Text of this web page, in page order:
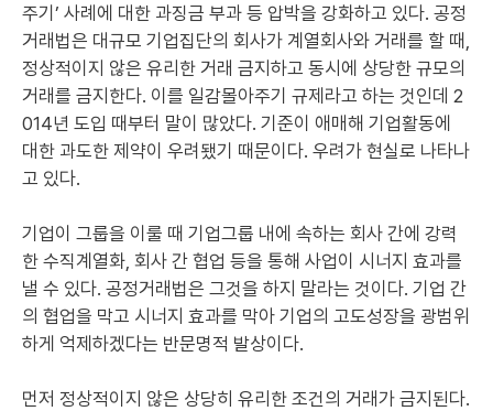
주기’ 사례에 대한 과징금 부과 등 압박을 강화하고 있다. 공정
거래법은 대규모 기업집단의 회사가 계열회사와 거래를 할 때,
정상적이지 않은 유리한 거래 금지하고 동시에 상당한 규모의
거래를 금지한다. 이를 일감몰아주기 규제라고 하는 것인데 2
014년 도입 때부터 말이 많았다. 기준이 애매해 기업활동에
대한 과도한 제약이 우려됐기 때문이다. 우려가 현실로 나타나
고 있다.
기업이 그룹을 이룰 때 기업그룹 내에 속하는 회사 간에 강력
한 수직계열화, 회사 간 협업 등을 통해 사업이 시너지 효과를
낼 수 있다. 공정거래법은 그것을 하지 말라는 것이다. 기업 간
의 협업을 막고 시너지 효과를 막아 기업의 고도성장을 광범위
하게 억제하겠다는 반문명적 발상이다.
먼저 정상적이지 않은 상당히 유리한 조건의 거래가 금지된다.